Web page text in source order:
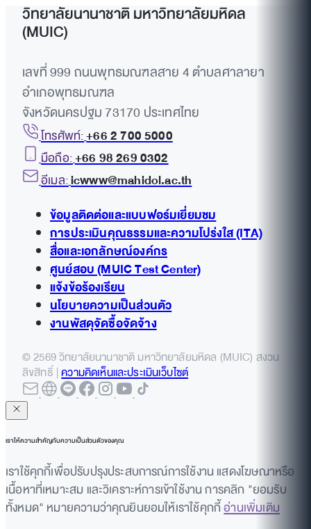
วิทยาลัยนานาชาติ มหาวิทยาลัยมหิดล
(MUIC)
เลขที่ 999 ถนนพุทธมณฑลสาย 4 ตำบลศาลายา
อำเภอพุทธมณฑล
จังหวัดนครปฐม 73170 ประเทศไทย
โทรศัพท์:+66 2 700 5000
มือถือ:+66 98 269 0302
อีเมล:icwww@mahidol.ac.th
ข้อมูลติดต่อและแบบฟอร์มเยี่ยมชม
การประเมินคุณธรรมและความโปร่งใส (ITA)
สื่อและเอกลักษณ์องค์กร
ศูนย์สอบ (MUIC Test Center)
แจ้งข้อร้องเรียน
นโยบายความเป็นส่วนตัว
งานพัสดุจัดซื้อจัดจ้าง
© 2569 วิทยาลัยนานาชาติ มหาวิทยาลัยมหิดล (MUIC) สงวน
ลิขสิทธิ์ |ความคิดเห็นและประเมินเว็บไซต์
เราให้ความสำคัญกับความเป็นส่วนตัวของคุณ
เราใช้คุกกี้เพื่อปรับปรุงประสบการณ์การใช้งาน แสดงโฆษณาหรือ
เนื้อหาที่เหมาะสม และวิเคราะห์การเข้าใช้งาน การคลิก "ยอมรับ
ทั้งหมด" หมายความว่าคุณยินยอมให้เราใช้คุกกี้อ่านเพิ่มเติม